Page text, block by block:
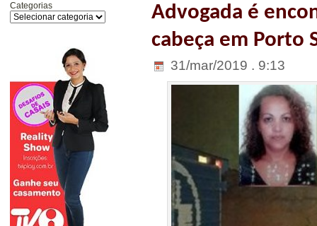
Categorias
Advogada é
cabeça em Porto
31/mar/2019 . 9:13